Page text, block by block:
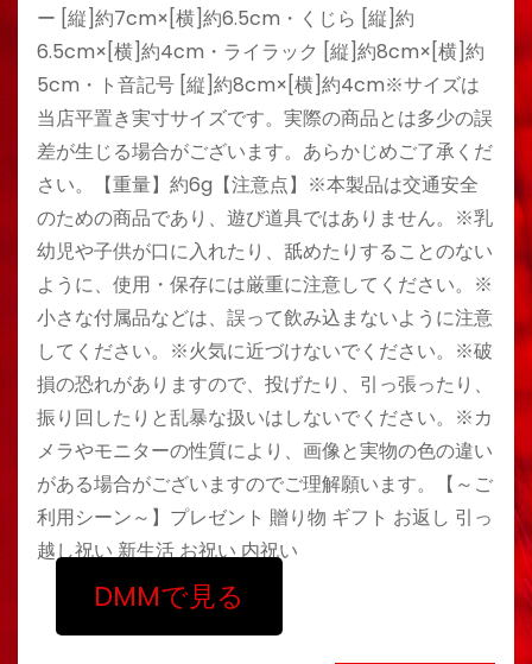
ー [縦]約7cm×[横]約6.5cm・くじら [縦]約
6.5cm×[横]約4cm・ライラック [縦]約8cm×[横]約
5cm・ト音記号 [縦]約8cm×[横]約4cm※サイズは
当店平置き実寸サイズです。実際の商品とは多少の誤
差が生じる場合がございます。あらかじめご了承くだ
さい。【重量】約6g【注意点】※本製品は交通安全
のための商品であり、遊び道具ではありません。※乳
幼児や子供が口に入れたり、舐めたりすることのない
ように、使用・保存には厳重に注意してください。※
小さな付属品などは、誤って飲み込まないように注意
してください。※火気に近づけないでください。※破
損の恐れがありますので、投げたり、引っ張ったり、
振り回したりと乱暴な扱いはしないでください。※カ
メラやモニターの性質により、画像と実物の色の違い
がある場合がございますのでご理解願います。【～ご
利用シーン～】プレゼント 贈り物 ギフト お返し 引っ
越し祝い 新生活 お祝い 内祝い
DMMで見る